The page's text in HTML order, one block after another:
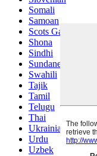
Somali
Samoan
Scots Gaelic
Shona
Sindhi
Sundanese
Swahili
Tajik
Tamil
Telugu
Thai
Ukrainian
Urdu
Uzbek